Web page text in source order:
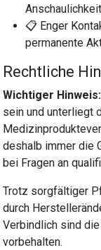
📋 Enger
permanente
Rechtliche
Wichtiger Hinweis:
sein und unterliegt
deshalb immer die
bei Fragen an
Trotz sorgfältiger
durch
Verbindlich sind
vorbehalten.